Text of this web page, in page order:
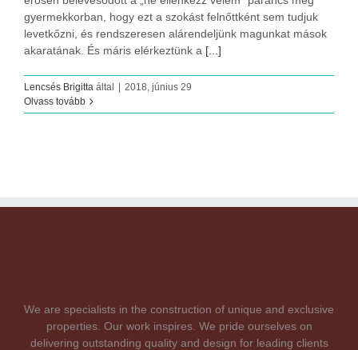
gyermekkorban, hogy ezt a szokást felnőttként sem tudjuk
levetkőzni, és rendszeresen alárendeljünk magunkat mások
akaratának. És máris elérkeztünk a [...]
Lencsés Brigitta által | 2018, június 29
Olvass tovább
We are specialists in the construction of unique and exclusive
properties. Our work inspires. We pride ourselves on
delivering outstanding quality and design for leading clients